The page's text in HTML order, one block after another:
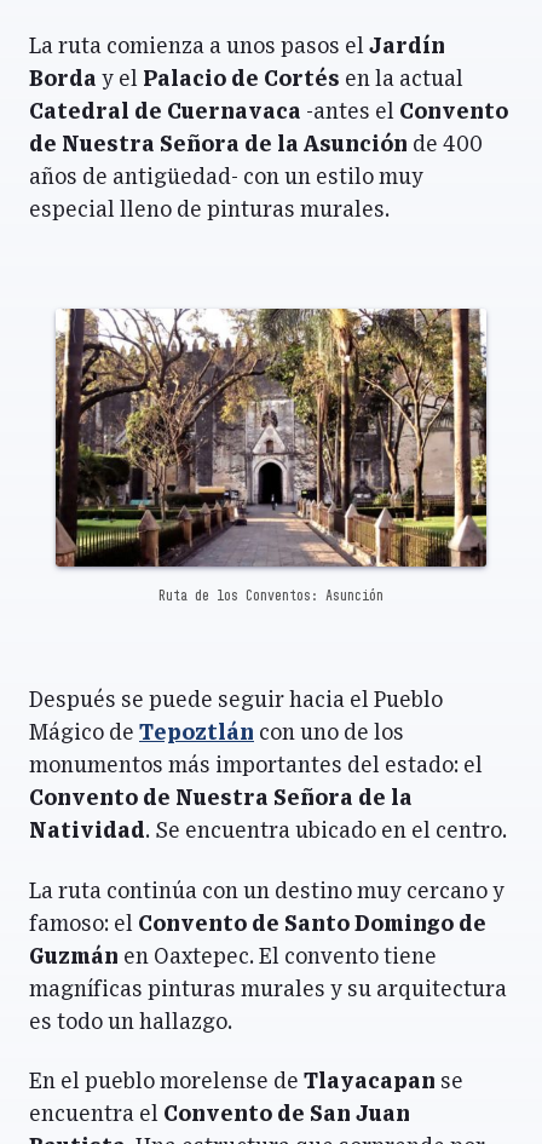
La ruta comienza a unos pasos el Jardín
Borda y el Palacio de Cortés en la actual
Catedral de Cuernavaca -antes el Convento
de Nuestra Señora de la Asunción de 400
años de antigüedad- con un estilo muy
especial lleno de pinturas murales.
Ruta de los Conventos: Asunción
Después se puede seguir hacia el Pueblo
Mágico de Tepoztlán con uno de los
monumentos más importantes del estado: el
Convento de Nuestra Señora de la
Natividad. Se encuentra ubicado en el centro.
La ruta continúa con un destino muy cercano y
famoso: el Convento de Santo Domingo de
Guzmán en Oaxtepec. El convento tiene
magníficas pinturas murales y su arquitectura
es todo un hallazgo.
En el pueblo morelense de Tlayacapan se
encuentra el Convento de San Juan